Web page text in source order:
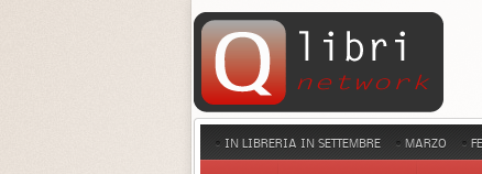
IN LIBRERIA IN SETTEMBRE MARZO